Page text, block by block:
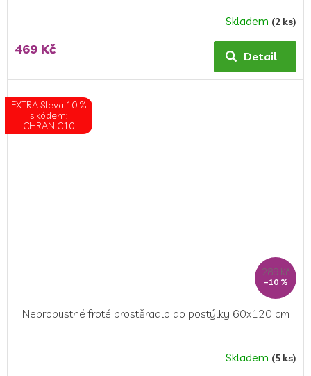
Skladem (2 ks)
469 Kč Detail
EXTRA Sleva 10 %
s kódem:
CHRANIC10
289 Kč
–10 %
Nepropustné froté prostěradlo do postýlky 60x120 cm
Skladem (5 ks)